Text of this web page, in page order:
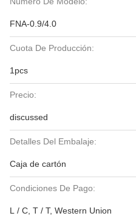
FNA-0.9/4.0
Cuota De Producción:
1pcs
Precio:
discussed
Detalles Del Embalaje:
Caja de cartón
Condiciones De Pago:
L / C, T / T, Western Union